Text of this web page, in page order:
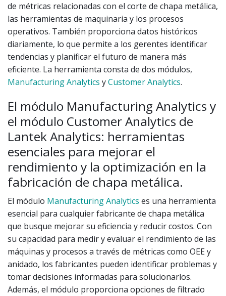
de métricas relacionadas con el corte de chapa metálica,
las herramientas de maquinaria y los procesos
operativos. También proporciona datos históricos
diariamente, lo que permite a los gerentes identificar
tendencias y planificar el futuro de manera más
eficiente. La herramienta consta de dos módulos,
Manufacturing Analytics yCustomer Analytics.
El módulo Manufacturing Analytics y
el módulo Customer Analytics de
Lantek Analytics: herramientas
esenciales para mejorar el
rendimiento y la optimización en la
fabricación de chapa metálica.
El módulo Manufacturing Analytics es una herramienta
esencial para cualquier fabricante de chapa metálica
que busque mejorar su eficiencia y reducir costos. Con
su capacidad para medir y evaluar el rendimiento de las
máquinas y procesos a través de métricas como OEE y
anidado, los fabricantes pueden identificar problemas y
tomar decisiones informadas para solucionarlos.
Además, el módulo proporciona opciones de filtrado